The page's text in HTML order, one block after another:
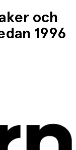
och
1996